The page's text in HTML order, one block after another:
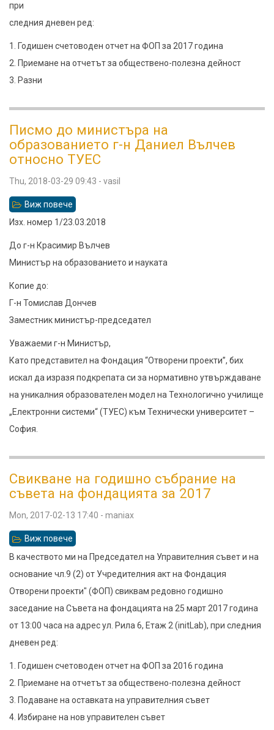
при
следния дневен ред:
1. Годишен счетоводен отчет на ФОП за 2017 година
2. Приемане на отчетът за обществено-полезна дейност
3. Разни
Писмо до министъра на
образованието г-н Даниел Вълчев
относно ТУЕС
Thu, 2018-03-29 09:43 - vasil
Виж повече
Писмо
г-
н
Даниел
Вълчев
относно
ТУЕС
Изх. номер 1/23.03.2018
До г-н Красимир Вълчев
Министър на образованието и науката
Копие до:
Г-н Томислав Дончев
Заместник министър-председател
Уважаеми г-н Министър,
Като представител на Фондация “Отворени проекти”, бих
искал да изразя подкрепата си за нормативно утвърждаване
на уникалния образователен модел на Технологично училище
„Електронни системи“ (ТУЕС) към Технически университет –
София.
Свикване на годишно събрание на
съвета на фондацията за 2017
Mon, 2017-02-13 17:40 - maniax
Виж повече
Свикване
на
годишно
събрание
на
В качеството ми на Председател на Управителния съвет и на
основание чл.9 (2) от Учредителния акт на Фондация
Отворени проекти" (ФОП) свиквам редовно годишно
заседание на Съвета на фондацията на 25 март 2017 година
от 13:00 часа на адрес ул. Рила 6, Етаж 2 (initLab), при следния
дневен ред:
1. Годишен счетоводен отчет на ФОП за 2016 година
2. Приемане на отчетът за обществено-полезна дейност
3. Подаване на оставката на управителния съвет
4. Избиране на нов управителен съвет